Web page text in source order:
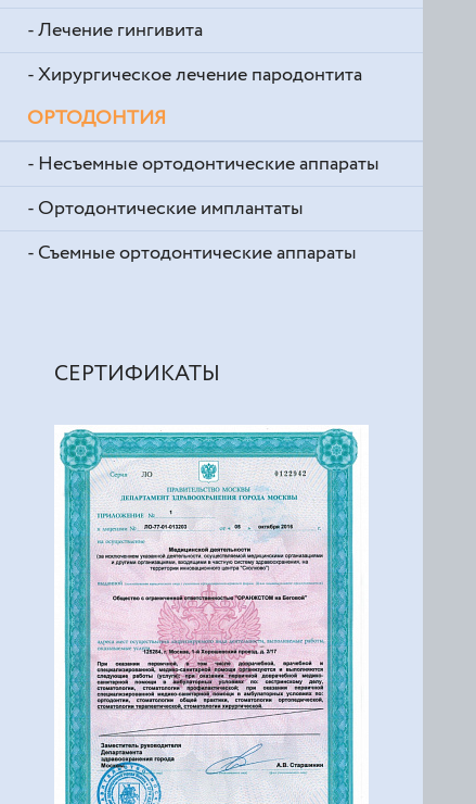
- Лечение гингивита
- Хирургическое лечение пародонтита
ОРТОДОНТИЯ
- Несъемные ортодонтические аппараты
- Ортодонтические имплантаты
- Съемные ортодонтические аппараты
СЕРТИФИКАТЫ